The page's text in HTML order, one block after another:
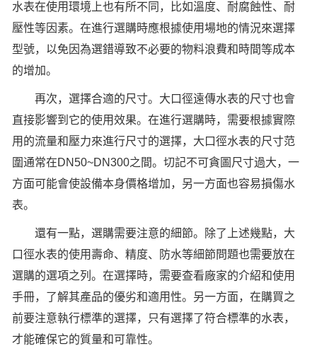
水表在使用環境上也有所不同，比如溫度、耐腐蝕性、耐
壓性等因素。在進行選購時應根據使用場地的情況來選擇
型號，以免因為選錯導致不必要的物料浪費和時間等成本
的增加。
再次，選擇合適的尺寸。大口徑遠傳水表的尺寸也會
直接影響到它的使用效果。在進行選購時，需要根據實際
用的流量和壓力來進行尺寸的選擇，大口徑水表的尺寸范
圍通常在DN50~DN300之間。切記不可貪圖尺寸過大，一
方面可能會使設備本身價格增加，另一方面也容易損傷水
表。
還有一點，選購需要注意的細節。除了上述幾點，大
口徑水表的使用壽命、精度、防水等細節問題也需要放在
選購的選項之列。在選擇時，需要查看廠家的介紹和使用
手冊，了解其產品的優劣和適用性。另一方面，在購買之
前要注意執行標準的選擇，只有選擇了符合標準的水表，
才能確保它的質量和可靠性。